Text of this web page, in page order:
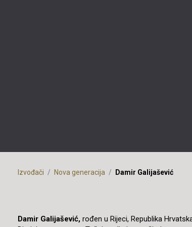
Izvođači Nova generacija Damir Galijašević
Damir Galijašević, rođen u Rijeci, Republika